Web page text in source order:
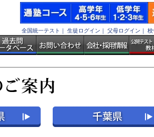
全国統一テスト ｜ 生徒ログイン ｜ 父母ログイン ｜ 校